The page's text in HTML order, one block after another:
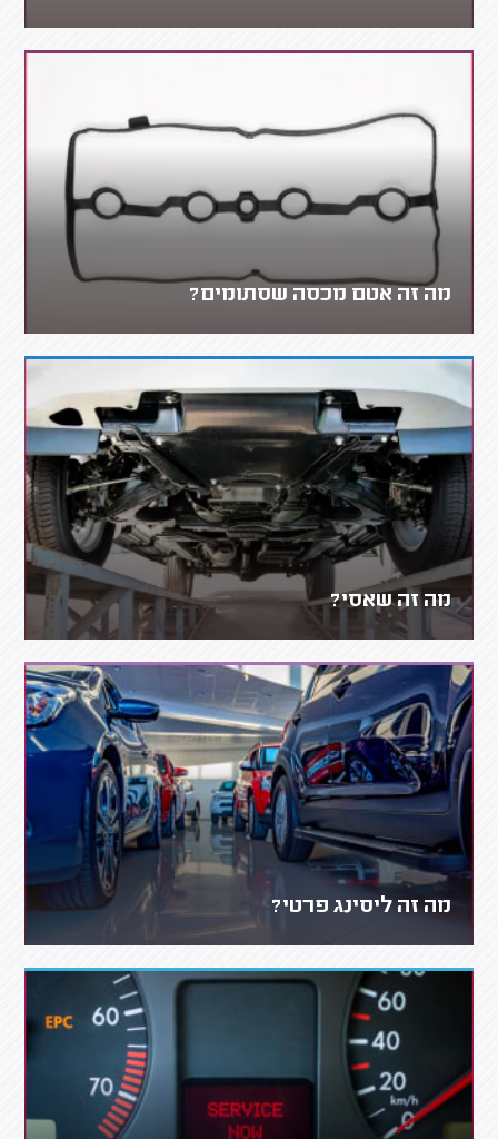
מה זה אטם מכסה שסתומים?
מה זה שאסי?
מה זה ליסינג פרטי?